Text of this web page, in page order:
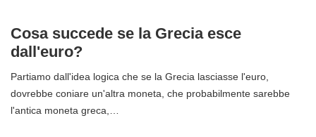
Cosa succede se la Grecia esce
dall'euro?
Partiamo dall'idea logica che se la Grecia lasciasse l'euro,
dovrebbe coniare un'altra moneta, che probabilmente sarebbe
l'antica moneta greca,…